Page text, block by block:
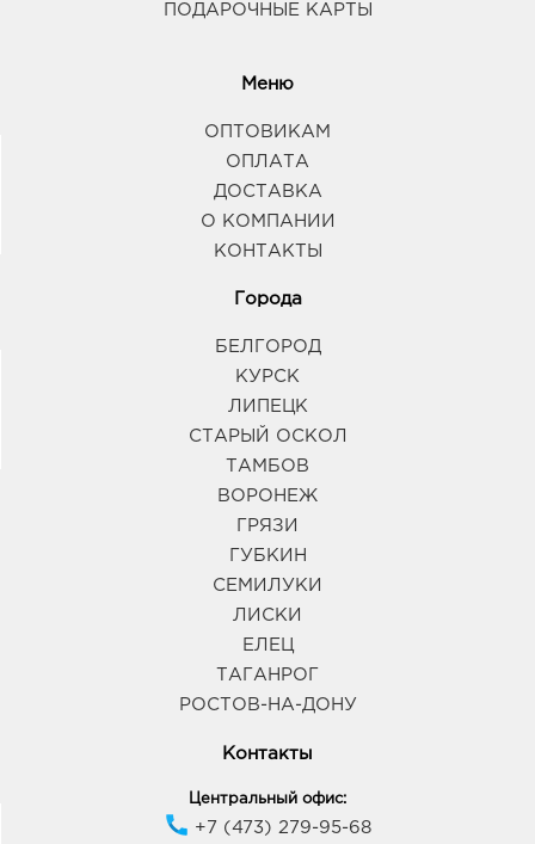
ПОДАРОЧНЫЕ КАРТЫ
Меню
ОПТОВИКАМ
ОПЛАТА
ДОСТАВКА
О КОМПАНИИ
КОНТАКТЫ
Города
БЕЛГОРОД
КУРСК
ЛИПЕЦК
СТАРЫЙ ОСКОЛ
ТАМБОВ
ВОРОНЕЖ
ГРЯЗИ
ГУБКИН
СЕМИЛУКИ
ЛИСКИ
ЕЛЕЦ
ТАГАНРОГ
РОСТОВ-НА-ДОНУ
Контакты
Центральный офис:
+7 (473) 279-95-68